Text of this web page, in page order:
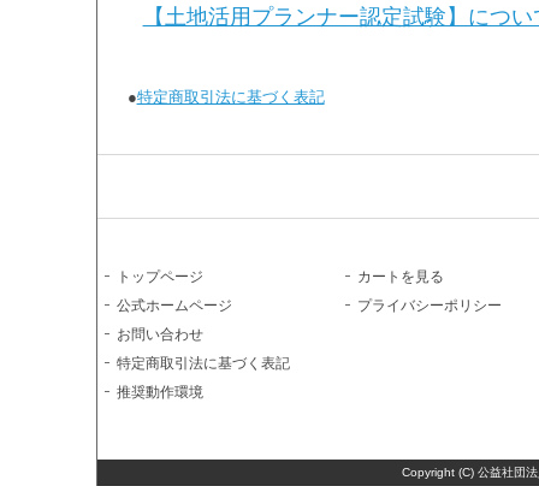
【土地活用プランナー認定試験】につ
●特定商取引法に基づく表記
トップページ
公式ホームページ
お問い合わせ
特定商取引法に基づく表記
推奨動作環境
カートを見る
プライバシーポリシー
Copyright (C) 公益社団